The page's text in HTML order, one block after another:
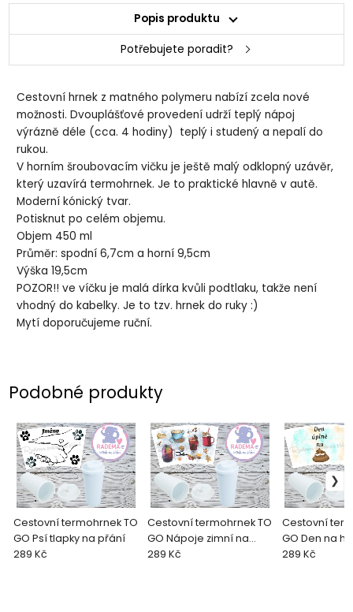
Popis produktu
Potřebujete poradit?
Cestovní hrnek z matného polymeru nabízí zcela nové
možnosti. Dvouplášťové provedení udrží teplý nápoj
výrázně déle (cca. 4 hodiny) teplý i studený a nepalí do
rukou.
V horním šroubovacím vičku je ještě malý odklopný uzávěr,
který uzavírá termohrnek. Je to praktické hlavně v autě.
Moderní kónický tvar.
Potisknut po celém objemu.
Objem 450 ml
Průměr: spodní 6,7cm a horní 9,5cm
Výška 19,5cm
POZOR!! ve víčku je malá dírka kvůli podtlaku, takže není
vhodný do kabelky. Je to tzv. hrnek do ruky :)
Mytí doporučujeme ruční.
Podobné produkty
Cestovní termohrnek TO
GO Psí tlapky na přání
289 Kč
Cestovní termohrnek TO
GO Nápoje zimní na
přání
289 Kč
Cestovní
GO Den na
289 Kč